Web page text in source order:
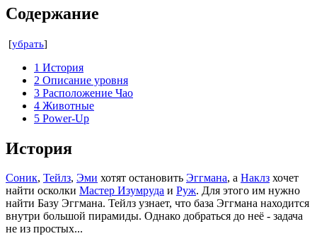
Содержание
[убрать]
1 История
2 Описание уровня
3 Расположение Чао
4 Животные
5 Power-Up
История
Соник, Тейлз, Эми хотят остановить Эггмана, а Наклз хочет
найти осколки Мастер Изумруда и Руж. Для этого им нужно
найти Базу Эггмана. Тейлз узнает, что база Эггмана находится
внутри большой пирамиды. Однако добраться до неё - задача
не из простых...